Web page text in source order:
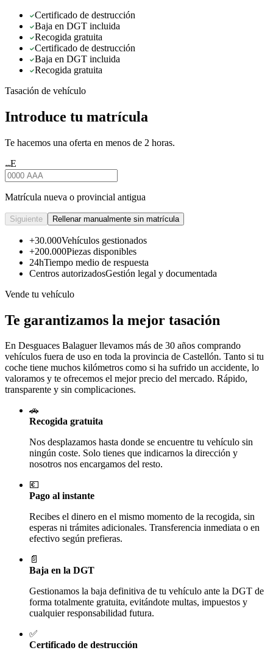
Certificado de destrucción
Baja en DGT incluida
Recogida gratuita
Certificado de destrucción
Baja en DGT incluida
Recogida gratuita
Tasación de vehículo
Introduce tu matrícula
Te hacemos una oferta en menos de 2 horas.
★★★E
Matrícula nueva o provincial antigua
Siguiente Rellenar manualmente sin matrícula
+30.000Vehículos gestionados
+200.000Piezas disponibles
24hTiempo medio de respuesta
Centros autorizadosGestión legal y documentada
Vende tu vehículo
Te garantizamos la mejor tasación
En Desguaces Balaguerllevamos más de 30 años comprando
vehículos fuera de uso en toda la provincia de Castellón. Tanto si tu
coche tiene muchos kilómetros como si ha sufrido un accidente, lo
valoramos y te ofrecemos el mejor precio del mercado. Rápido,
transparente y sin complicaciones.
🚗
Recogida gratuita
Nos desplazamos hasta donde se encuentre tu vehículo sin
ningún coste. Solo tienes que indicarnos la dirección y
nosotros nos encargamos del resto.
💶
Pago al instante
Recibes el dinero en el mismo momento de la recogida, sin
esperas ni trámites adicionales. Transferencia inmediata o en
efectivo según prefieras.
📄
Baja en la DGT
Gestionamos la baja definitiva de tu vehículo ante la DGT de
forma totalmente gratuita, evitándote multas, impuestos y
cualquier responsabilidad futura.
✅
Certificado de destrucción